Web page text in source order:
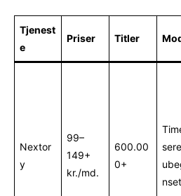
Tjenest
e
Priser Titler
Nextor
y
99–
149+
kr./md.
600.00
0+
nset